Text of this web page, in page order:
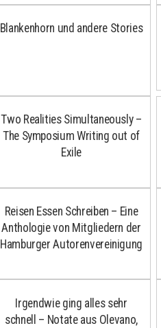
Blankenhorn und andere Stories
Two Realities Simultaneously –
The Symposium Writing out of
Exile
Reisen Essen Schreiben – Eine
Anthologie von Mitgliedern der
Hamburger Autorenvereinigung
Irgendwie ging alles sehr
schnell – Notate aus Olevano,